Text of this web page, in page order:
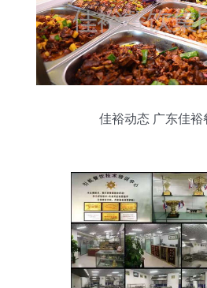
佳裕动态 广东佳裕